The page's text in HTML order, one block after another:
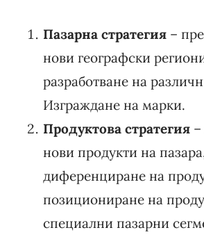
Пазарна стратегия –
нови географски
разработване на
Изграждане на марки.
Продуктова стратегия
нови продукти на
диференциране на
позициониране на
специални пазарни